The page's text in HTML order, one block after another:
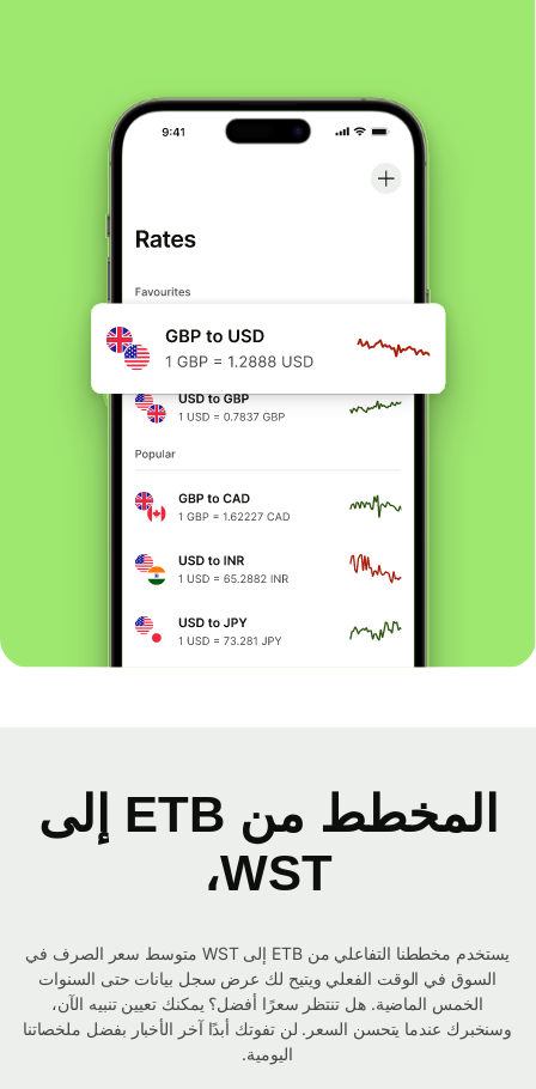
المخطط من ETB إلى
WST،
يستخدم مخططنا التفاعلي من ETB إلى WST متوسط ​​سعر الصرف في
السوق في الوقت الفعلي ويتيح لك عرض سجل بيانات حتى السنوات
الخمس الماضية. هل تنتظر سعرًا أفضل؟ يمكنك تعيين تنبيه الآن،
وسنخبرك عندما يتحسن السعر. لن تفوتك أبدًا آخر الأخبار بفضل ملخصاتنا
اليومية.